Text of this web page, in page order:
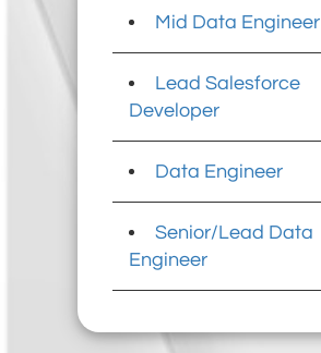
Mid Data Engineer
Lead Salesforce
Developer
Data Engineer
Senior/Lead Data
Engineer